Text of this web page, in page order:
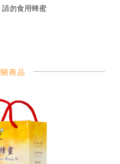
請勿食用蜂蜜
商品